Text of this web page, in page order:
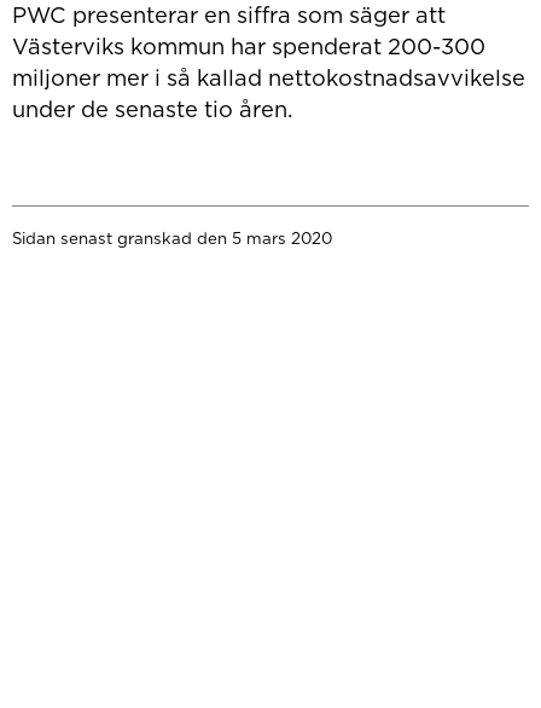
PWC presenterar en siffra som säger att
Västerviks kommun har spenderat 200-300
miljoner mer i så kallad nettokostnadsavvikelse
under de senaste tio åren.
Sidan senast granskad den 5 mars 2020